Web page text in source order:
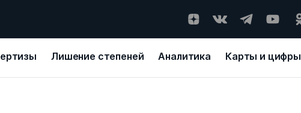
Лишение степеней Аналитика Карты и цифры